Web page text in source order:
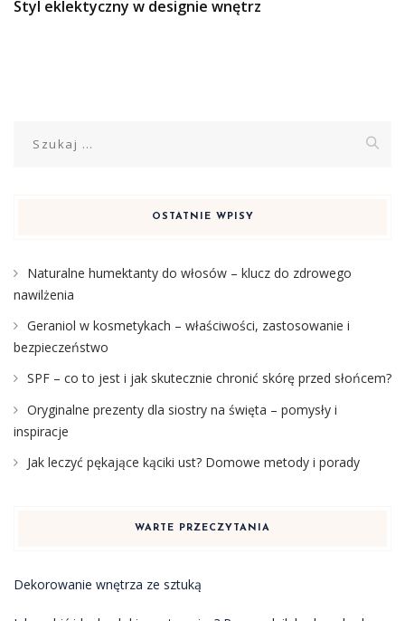
Styl eklektyczny w designie wnętrz
OSTATNIE WPISY
Naturalne humektanty do włosów – klucz do zdrowego
nawilżenia
Geraniol w kosmetykach – właściwości, zastosowanie i
bezpieczeństwo
SPF – co to jest i jak skutecznie chronić skórę przed słońcem?
Oryginalne prezenty dla siostry na święta – pomysły i
inspiracje
Jak leczyć pękające kąciki ust? Domowe metody i porady
WARTE PRZECZYTANIA
Dekorowanie wnętrza ze sztuką